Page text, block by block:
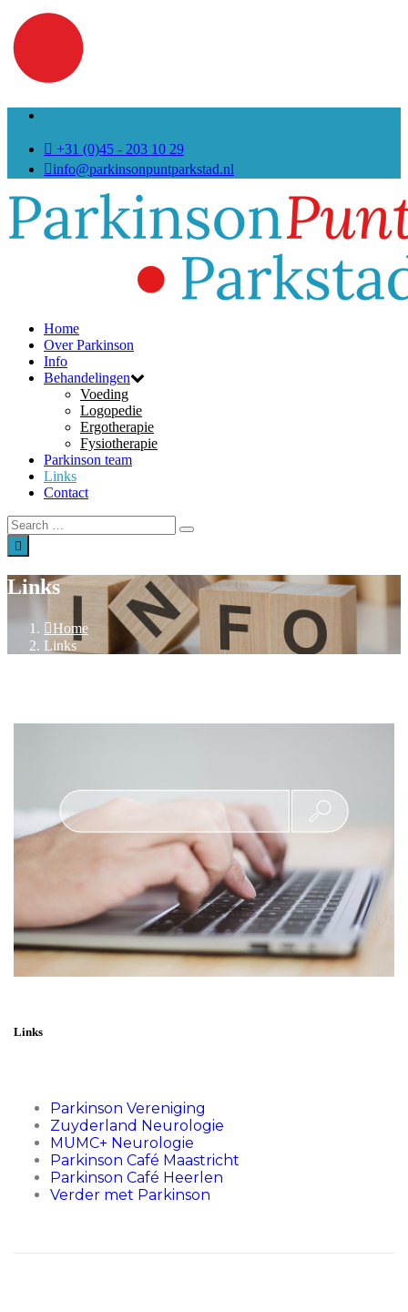
+31 (0)45 - 203 10 29
info@parkinsonpuntparkstad.nl
Home
Over Parkinson
Info
Behandelingen
Voeding
Logopedie
Ergotherapie
Fysiotherapie
Parkinson team
Links
Contact
Links
Home
Links
Links
Parkinson Vereniging
Zuyderland Neurologie
MUMC+ Neurologie
Parkinson Café Maastricht
Parkinson Café Heerlen
Verder met Parkinson